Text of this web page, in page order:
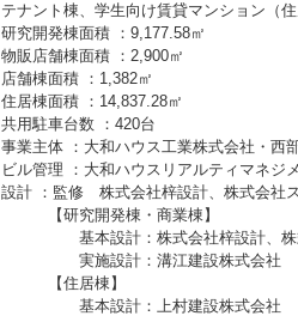
テナント棟、学生向け賃貸マンション（
研究開発棟面積 ：9,177.58㎡
物販店舗棟面積 ：2,900㎡
店舗棟面積 ：1,382㎡
住居棟面積 ：14,837.28㎡
共用駐車台数 ：420台
事業主体 ：大和ハウス工業株式会社・西
ビル管理 ：大和ハウスリアルティマネジ
設計 ：監修 株式会社梓設計、株式会社
【研究開発棟・商業棟】
基本設計：株式会社梓設計、株式
実施設計：溝江建設株式会社
【住居棟】
基本設計：上村建設株式会社